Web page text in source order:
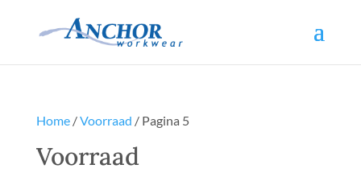
Home/Voorraad / Pagina 5
Voorraad